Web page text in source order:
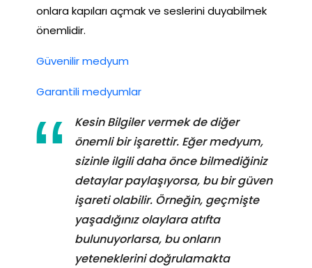
onlara kapıları açmak ve seslerini duyabilmek
önemlidir.
Güvenilir medyum
Garantili medyumlar
Kesin Bilgiler vermek de diğer
önemli bir işarettir. Eğer medyum,
sizinle ilgili daha önce bilmediğiniz
detaylar paylaşıyorsa, bu bir güven
işareti olabilir. Örneğin, geçmişte
yaşadığınız olaylara atıfta
bulunuyorlarsa, bu onların
yeteneklerini doğrulamakta